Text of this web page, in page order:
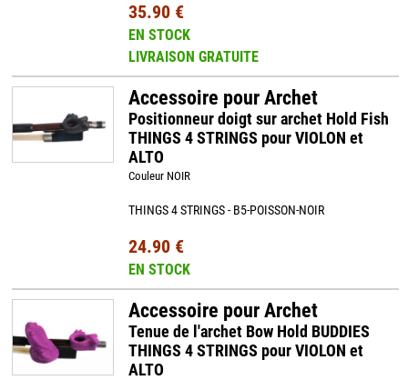
35.90 €
EN STOCK
LIVRAISON GRATUITE
Accessoire pour Archet
Positionneur doigt sur archet Hold Fish
THINGS 4 STRINGS pour VIOLON et
ALTO
Couleur NOIR
THINGS 4 STRINGS - B5-POISSON-NOIR
24.90 €
EN STOCK
Accessoire pour Archet
Tenue de l'archet Bow Hold BUDDIES
THINGS 4 STRINGS pour VIOLON et
ALTO